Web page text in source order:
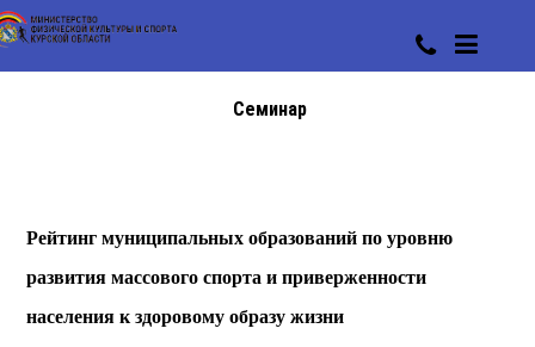
Семинар
Рейтинг муниципальных образований по уровню
развития массового спорта и приверженности
населения к здоровому образу жизни